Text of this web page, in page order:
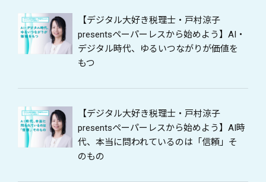
【デジタル大好き税理士・戸村涼子
presentsペーパーレスから始めよう】AI・
デジタル時代、ゆるいつながりが価値を
もつ
【デジタル大好き税理士・戸村涼子
presentsペーパーレスから始めよう】AI時
代、本当に問われているのは「信頼」そ
のもの